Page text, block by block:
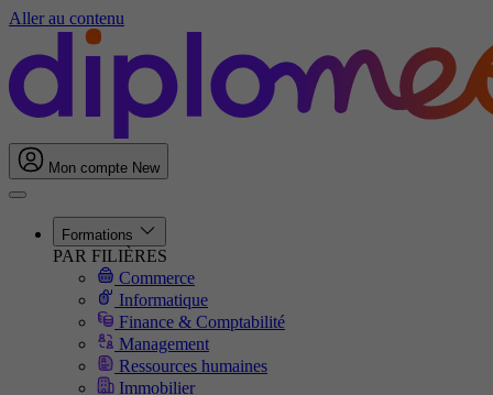
Aller au contenu
Mon compte New
Formations
PAR FILIÈRES
Commerce
Informatique
Finance & Comptabilité
Management
Ressources humaines
Immobilier